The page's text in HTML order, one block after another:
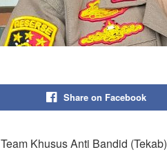
Share on Facebook
Team Khusus Anti Bandid